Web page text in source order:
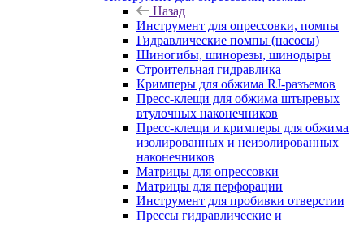
Назад
Инструмент для опрессовки, помпы
Гидравлические помпы (насосы)
Шиногибы, шинорезы, шинодыры
Строительная гидравлика
Кримперы для обжима RJ-разъемов
Пресс-клещи для обжима штыревых
втулочных наконечников
Пресс-клещи и кримперы для обжима
изолированных и неизолированных
наконечников
Матрицы для опрессовки
Матрицы для перфорации
Инструмент для пробивки отверстии
Прессы гидравлические и